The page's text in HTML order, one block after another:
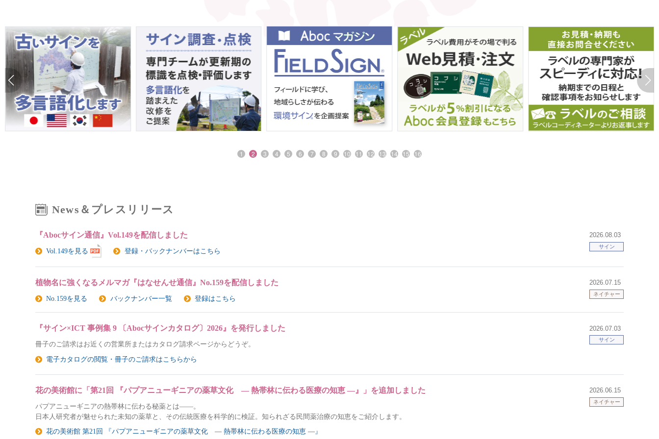
1 2 3 4 5 6 7 8 9 10 11 12 13 14 15 16
News＆プレスリリース
2026.08.03
サイン
『Abocサイン通信』Vol.149を配信しました
Vol.149を見る 登録・バックナンバーはこちら
2026.07.15
ネイチャー
植物名に強くなるメルマガ『はなせんせ通信』No.159を配信しました
No.159を見る バックナンバー一覧 登録はこちら
2026.07.03
サイン
『サイン×ICT 事例集 9 〔Abocサインカタログ〕2026』を発行しました
冊子のご請求はお近くの営業所またはカタログ請求ページからどうぞ。
電子カタログの閲覧・冊子のご請求はこちらから
2026.06.15
ネイチャー
花の美術館に「第21回 『パプアニューギニアの薬草文化 ― 熱帯林に伝わる医療の知恵 ―』」を追加しました
パプアニューギニアの熱帯林に伝わる秘薬とは――。
日本人研究者が魅せられた未知の薬草と、その伝統医療を科学的に検証。知られざる民間薬治療の知恵をご紹介します。
花の美術館 第21回 『パプアニューギニアの薬草文化 ― 熱帯林に伝わる医療の知恵 ―』